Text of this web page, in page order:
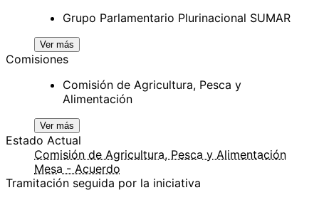
Grupo Parlamentario Plurinacional SUMAR
Ver más
Comisiones
Comisión de Agricultura, Pesca y
Alimentación
Ver más
Estado Actual
Comisión de Agricultura, Pesca y Alimentación
Mesa - Acuerdo
Tramitación seguida por la iniciativa